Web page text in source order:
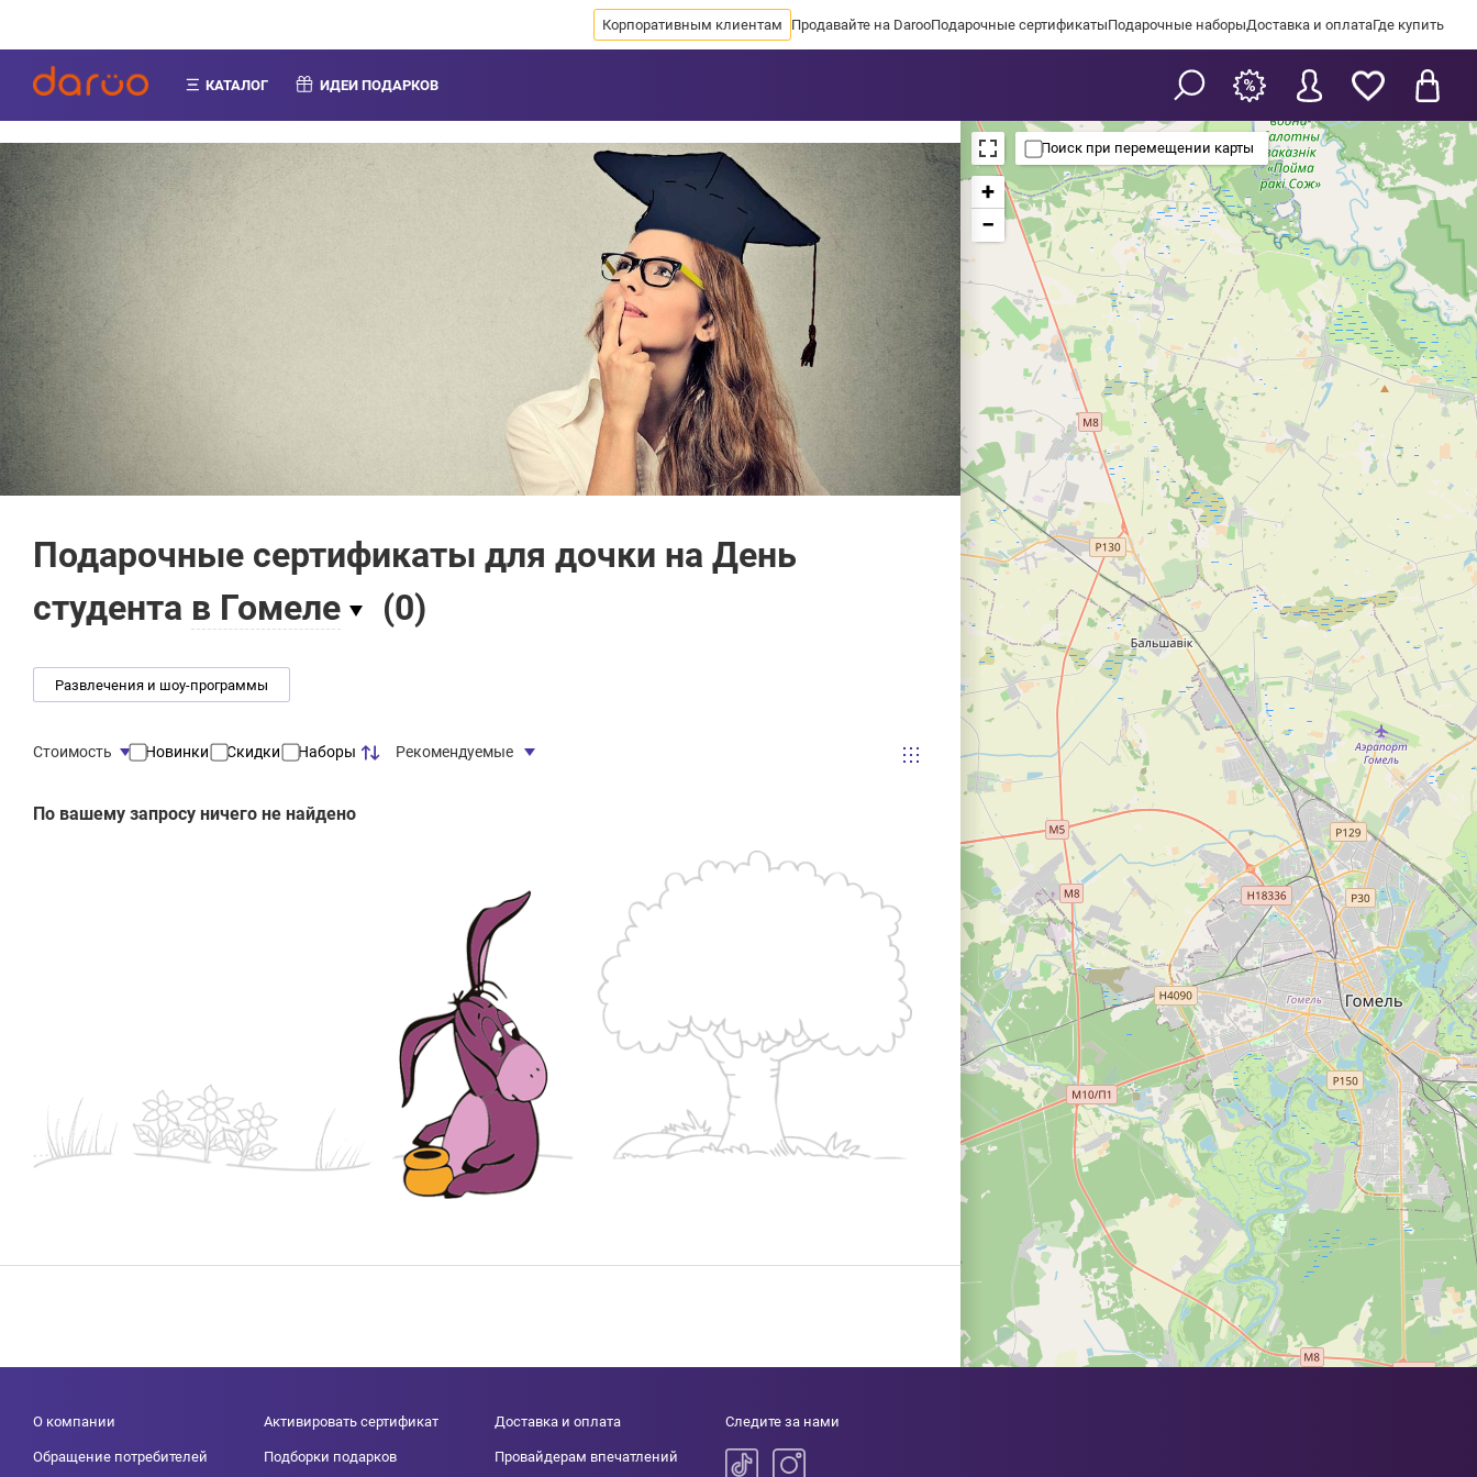
Корпоративным клиентам Продавайте на DarooПодарочные сертификатыПодарочные наборыДоставка и оплатаГде купить
КАТАЛОГ ИДЕИ ПОДАРКОВ
Подарочные сертификаты для дочки на День
студента в Гомеле (0)
Развлечения и шоу-программы
Стоимость Новинки Скидки Наборы Рекомендуемые
По вашему запросу ничего не найдено
+
−
Поиск при перемещении карты
О компании
Обращение потребителей
Активировать сертификат
Подборки подарков
Доставка и оплата
Провайдерам впечатлений
Следите за нами